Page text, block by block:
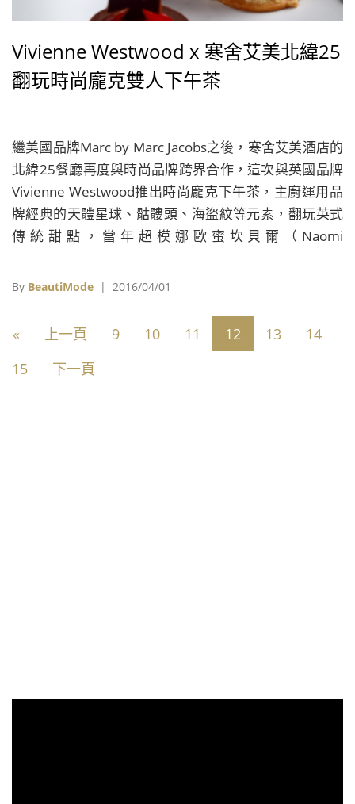
Vivienne Westwood x 寒舍艾美北緯25
翻玩時尚龐克雙人下午茶
繼美國品牌Marc by Marc Jacobs之後，寒舍艾美酒店的
北緯25餐廳再度與時尚品牌跨界合作，這次與英國品牌
Vivienne Westwood推出時尚龐克下午茶，主廚運用品
牌經典的天體星球、骷髏頭、海盜紋等元素，翻玩英式
傳統甜點，當年超模娜歐蜜坎貝爾（Naomi
台上令人印象深刻的一摔，也在主廚的巧思下，成為英
By BeautiMode | 2016/04/01
« 上一頁 9 10 11 12 13
14
15
下一頁